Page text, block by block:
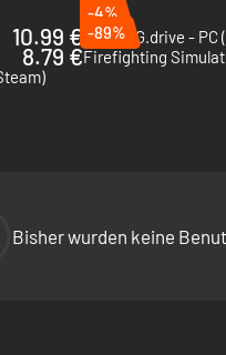
10.99 €
-4%
BeamNG.drive - PC
8.79 €
-89%
Firefighting
Bisher wurden keine